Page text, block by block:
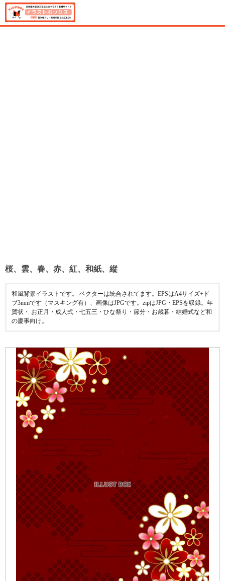
桜、雲、春、赤、紅、和紙、縦
和風背景イラストです。 ベクターは統合されてます。EPSはA4サイズ+ド
ブ3mmです（マスキング有）、画像はJPGです。zipはJPG・EPSを収録。年
賀状・ お正月・成人式・七五三・ひな祭り・節分・お歳暮・結婚式など和
の慶事向け。